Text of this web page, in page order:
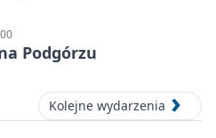
Podgórzu
Kolejne wydarzenia